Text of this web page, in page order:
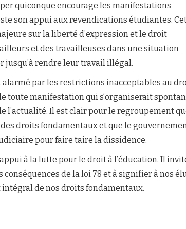
quiconque encourage les manifestations
son appui aux revendications étudiantes.
sur la liberté d’expression et le droit
et des travailleuses dans une situation
rendre leur travail illégal.
alarmé par les restrictions inacceptables au
toute manifestation qui s’organiserait
l’actualité. Il est clair pour le regroupement
droits fondamentaux et que le
pour faire taire la dissidence.
à la lutte pour le droit à l’éducation. Il
de la loi 78 et à signifier à nos
de nos droits fondamentaux.